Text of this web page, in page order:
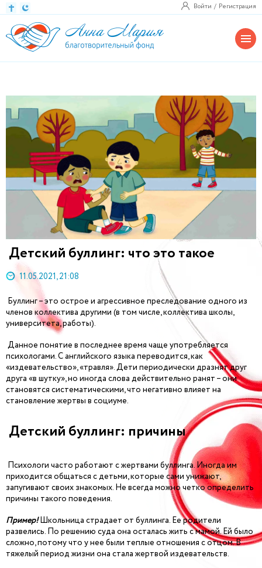
Войти Регистрация
Детский буллинг: что это такое
11.05.2021, 21:08
Буллинг – это острое и агрессивное преследование одного из
членов коллектива другими (в том числе, коллектива школы,
университета, работы).
Данное понятие в последнее время чаще употребляется
психологами. С английского языка переводится, как
«издевательство», «травля». Дети периодически дразнят друг
друга «в шутку», но иногда слова действительно ранят – они
становятся систематическими, что негативно влияет на
становление жертвы в социуме.
Детский буллинг: причины
Психологи часто работают с жертвами буллинга. Иногда им
приходится общаться с детьми, которые сами унижают,
запугивают своих знакомых. Не всегда можно четко определить
причины такого поведения.
Пример!Школьница страдает от буллинга. Ее родители
развелись. По решению суда она осталась жить с мамой. Ей было
сложно, потому что у нее были теплые отношения с отцом. В
тяжелый период жизни она стала жертвой издевательств.